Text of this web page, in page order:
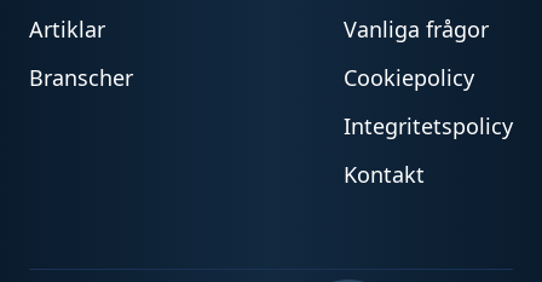
Artiklar
Branscher
Vanliga frågor
Cookiepolicy
Integritetspolicy
Kontakt